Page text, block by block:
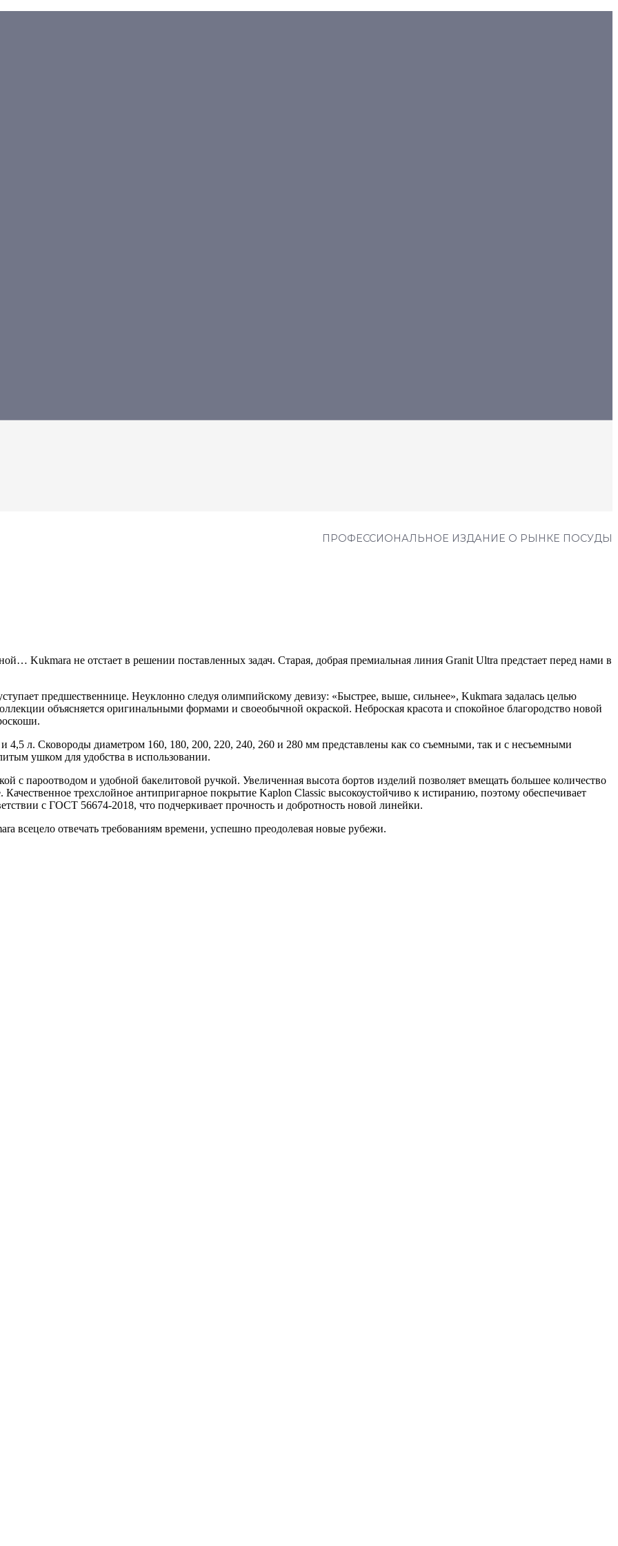
ПРОФЕССИОНАЛЬНОЕ ИЗДАНИЕ О РЫНКЕ ПОСУДЫ
Kukmara не отстает в решении поставленных задач. Старая, добрая премиальная линия Granit Ultra предстает перед нами в
предшественнице. Неуклонно следуя олимпийскому девизу: «Быстрее, выше, сильнее», Kukmara задалась целью
объясняется оригинальными формами и своеобычной окраской. Неброская красота и спокойное благородство новой
4,5 л. Сковороды диаметром 160, 180, 200, 220, 240, 260 и 280 мм представлены как со съемными, так и с несъемными
ушком для удобства в использовании.
с пароотводом и удобной бакелитовой ручкой. Увеличенная высота бортов изделий позволяет вмещать большее количество
трехслойное антипригарное покрытие Kaplon Classic высокоустойчиво к истиранию, поэтому обеспечивает
с ГОСТ 56674-2018, что подчеркивает прочность и добротность новой линейки.
всецело отвечать требованиям времени, успешно преодолевая новые рубежи.